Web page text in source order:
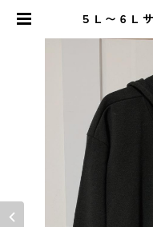
５Ｌ〜６
ラック